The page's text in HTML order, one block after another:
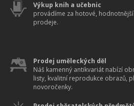
Výkup knih a učebnic
provádíme za hotové,
prodeje.
Prodej uměleckých děl
Náš kamenný antikvariát nabízí
listy, kvalitní reprodukce obrazů,
novoročenky.